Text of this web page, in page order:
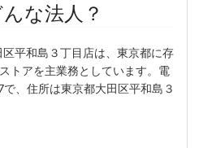
な法人？
区平和島３丁目店は、東京都に存
トアを主業務としています。電
、住所は東京都大田区平和島３